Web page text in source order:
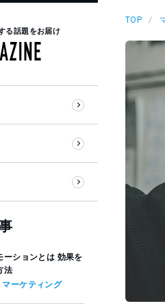
TOP
る話題をお届け
ーションとは 効果を
法
マーケティング